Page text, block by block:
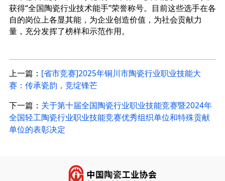
获得“全国陶瓷行业技术能手”荣誉称号。目前这些选手在各
自的岗位上各显其能，为企业创造价值，为社会贡献力
量，充分发挥了榜样和示范作用。
上一篇： [省市竞赛]2025年铜川市陶瓷行业职业技能大
赛：传承瓷韵，竞绽锋芒
下一篇： 关于第十届全国陶瓷行业职业技能竞赛暨2024年
全国轻工陶瓷行业职业技能竞赛优秀组织单位和特殊贡献
单位的表彰决定